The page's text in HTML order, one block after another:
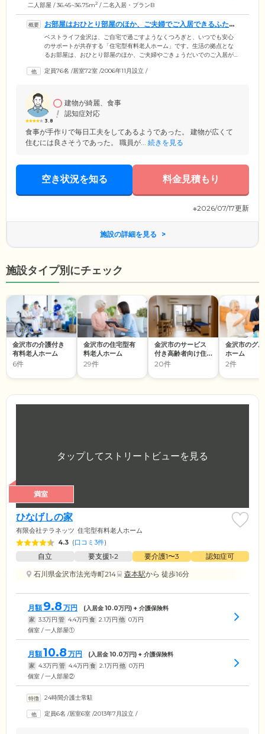
二人部屋 / 36.45~36.75m2 / 二名入居・プランB
お部屋はおひとり部屋のほか、ご夫婦でご入居できるふたり
部屋もございます
ベストライフ金沢は、ご自宅で過ごすようなくつろぎと、いつでも安心
のサポートが共存する「住宅型有料老人ホーム」です。生活の拠点とな
るお部屋は、おひとり部屋のほか、ご夫婦やごきょうだいでのご入居が
ューを1日3食ご提供します。健康維持のための治療食、カロリー制限の
タッフ一人ひとりが心をこめ、笑顔と明るい声かけがあふれる毎日をお
手伝いします。
定員76名 /居室72室 /2006年11月設立 /
3.8
建物が綺麗、食事
認知症対応
食事が手作りで毎日工夫をしてあるようであった。 建物が広くて
住むには良さそうであった。 職員が... 続きを見る
空き状況を知る 料金見積もり
※2026/07/17更新
施設の詳細を見る
施設タイプ別にチェック
金沢市の介護付き
有料老人ホーム
6件
金沢市の住宅型有
料老人ホーム
29件
金沢市のサービス
付き高齢者向け住
宅
20件
金沢市のグ
ホーム
2件
満室
ひなげしの家
有限会社テラネッツ 住宅型有料老人ホーム
4.3 (口コミ3件)
自立 要支援1•2 要介護1〜3
認知症可
石川県金沢市法光寺町214
森本駅から 徒歩16分
月額 9.8 万円 (入居金10.0万円) + 介護保険料
家 3.3万円 管 4.4万円 食 2.1万円 他 0万円
個室 / 一人部屋①
月額10.8 万円 (入居金10.0万円) + 介護保険料
家 4.3万円 管 4.4万円 食 2.1万円 他 0万円
個室 / 一人部屋②
24時間介護士常駐
定員6名 /居室6室 /2013年7月設立 /